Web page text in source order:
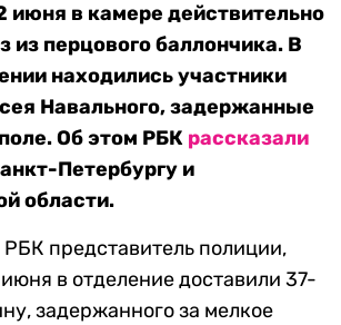
июня в камере действительно
из перцового баллончика. В
находились участники
Навального, задержанные
Об этом РБК рассказали
Петербургу и
области.
РБК представитель полиции,
в отделение доставили 37-
задержанного за мелкое